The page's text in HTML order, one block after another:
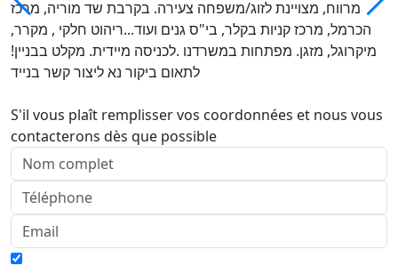
מרווח, מצויינת לזוג/משפחה צעירה. בקרבת שד מוריה, מרכז
הכרמל, מרכז קניות בקלר, בי"ס גנים ועוד...ריהוט חלקי , מקרר,
מיקרוגל, מזגן. מפתחות במשרדנו .לכניסה מיידית. מקלט בבניין!
לתאום ביקור נא ליצור קשר בנייד
S'il vous plaît remplisser vos coordonnées et nous vous
contacterons dès que possible